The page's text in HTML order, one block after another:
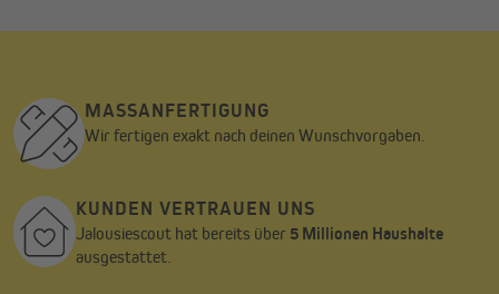
MASSANFERTIGUNG
Wir fertigen exakt nach deinen Wunschvorgaben.
KUNDEN VERTRAUEN UNS
Jalousiescout hat bereits über 5 Millionen Haushalte
ausgestattet.